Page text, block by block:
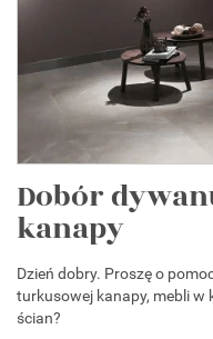
Dobór
kanapy
Dzień dobry. Proszę o
turkusowej kanapy, mebli w
ścian?